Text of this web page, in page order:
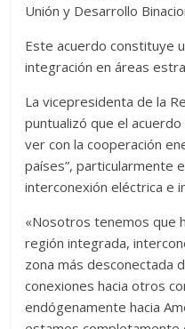
Unión y Desarrollo
Este acuerdo constituye
integración en áreas
La vicepresidenta de la
puntualizó que el
ver con la cooperación
países”, particularmente
interconexión eléctrica e
«Nosotros tenemos que
región integrada,
zona más desconectada
conexiones hacia otros
endógenamente hacia